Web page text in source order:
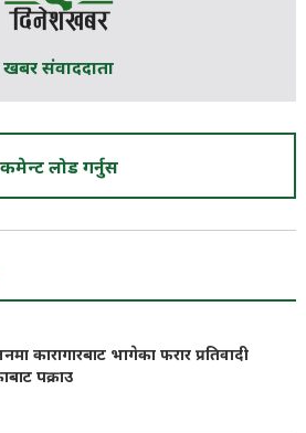
खबर संवाददाता
कमेन्ट लोड गर्नुस
कारागारबाट भागेका फरार प्रतिवादी
पक्राउ